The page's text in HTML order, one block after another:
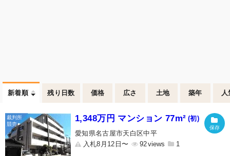
新着順 残り日数 価格 広さ 土地 築年 人
1,348万円 マンション 77m² (初)
愛知県名古屋市天白区中平
入札8月12日〜
92 1